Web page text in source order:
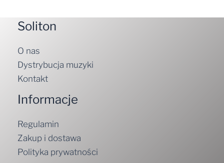
Soliton
O nas
Dystrybucja muzyki
Kontakt
Informacje
Regulamin
Zakup i dostawa
Polityka prywatności